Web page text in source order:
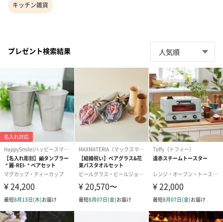
キッチン雑貨
プレゼント検索結果